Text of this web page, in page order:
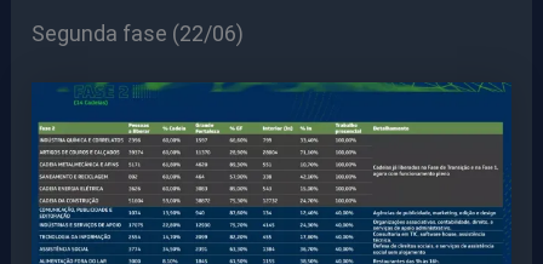
Segunda fase (22/06)